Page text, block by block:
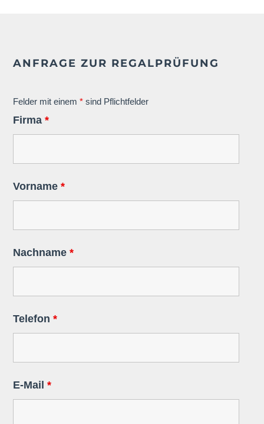
ANFRAGE ZUR REGALPRÜFUNG
Felder mit einem* sind Pflichtfelder
Firma*
Vorname*
Nachname*
Telefon*
E-Mail*